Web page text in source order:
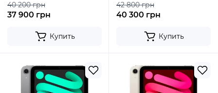
40 200 грн
37 900 грн
Купить
42 800 грн
40 300 грн
Купить